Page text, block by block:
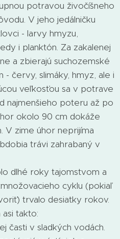
potravou živočíšneho
V jeho jedálničku
- larvy hmyzu,
i planktón. Za zakalenej
a zbierajú suchozemské
- červy, slimáky, hmyz, ale i
veľkosťou sa v potrave
najmenšieho poteru až po
okolo 90 cm dokáže
V zime úhor neprijíma
trávi zahrabaný v
dlhé roky tajomstvom a
cyklu (pokiaľ
trvalo desiatky rokov.
takto:
časti v sladkých vodách.